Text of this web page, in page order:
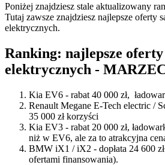
Poniżej znajdziesz stale aktualizowany
Tutaj zawsze znajdziesz najlepsze oferty
elektrycznych.
Ranking: najlepsze oferty
elektrycznych -
Kia EV6 - rabat 40 000 zł,
Renault Megane E-Tech electric /
35 000 zł korzyści
Kia EV3 - rabat 20 000 zł,
niż w EV6, ale za to atrakcyjna
BMW iX1 / iX2 - dopłata 24 600
ofertami finansowania).